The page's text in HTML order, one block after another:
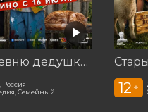
На деревню дедушке 2
Россия
Семейный
12 +